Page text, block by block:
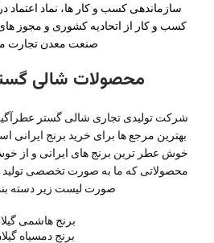
سازماندهی کسب و کار ها، نماد اعتماد
کسب و کار از اتحادیه کشوری و مجوز های
صنعت معدن تجارت
محصولات شالی
شرکت تولیدی تجاری شالی گستر عطرآگین
بهترین مرجع ها برای خرید برنج ایرانی
خوش عطر ترین برنج های ایرانی و از
محصولاتی که ما به صورت تخصصی تولید
صورت لیست زیر دسته
برنج هاشمی
برنج دمسیاه